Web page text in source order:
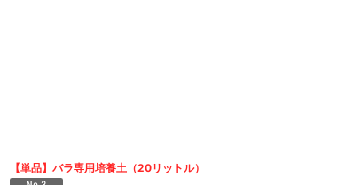
【単品】バラ専用培養土（20リットル）